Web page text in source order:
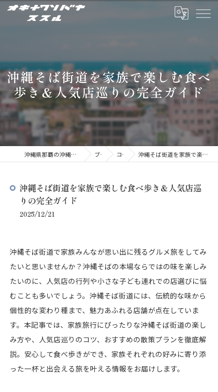
沖縄そば街道を家族で楽しむ食べ
歩き＆人気店巡りの完全ガイド
沖縄県那覇の沖縄そばならオキナワソバヤ ススル ブログ コラム 沖縄そば街道を家族で楽しむ食べ歩き＆人気店巡りの完全ガイド
沖縄そば街道を家族で楽しむ食べ歩き＆人気店巡
りの完全ガイド
2025/12/21
沖縄そば街道で家族みんなが思い出に残るグルメ旅をしてみ
たいと思いませんか？沖縄そばの本場ならではの味を楽しみ
たいのに、人気店の行列や小さな子ども連れでの店選びに悩
むことも多いでしょう。沖縄そば街道には、伝統的な味から
個性的な変わり種まで、魅力あふれる店舗が点在していま
す。本記事では、家族旅行にぴったりな沖縄そば街道の楽し
み方や、人気店巡りのコツ、おすすめの散策プランを徹底解
説。安心して食べ歩きができ、家族それぞれの好みに寄り添
った一杯と出会える旅を叶える情報をお届けします。